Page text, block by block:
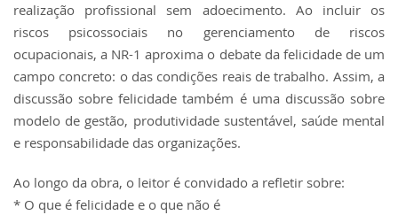
realização profissional sem adoecimento. Ao incluir os
riscos psicossociais no gerenciamento de riscos
ocupacionais, a NR-1 aproxima o debate da felicidade de um
campo concreto: o das condições reais de trabalho. Assim, a
discussão sobre felicidade também é uma discussão sobre
modelo de gestão, produtividade sustentável, saúde mental
e responsabilidade das organizações.
Ao longo da obra, o leitor é convidado a refletir sobre:
* O que é felicidade e o que não é